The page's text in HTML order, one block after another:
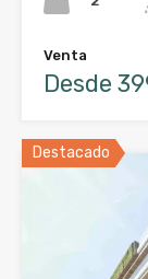
Venta
Desde
Destacado